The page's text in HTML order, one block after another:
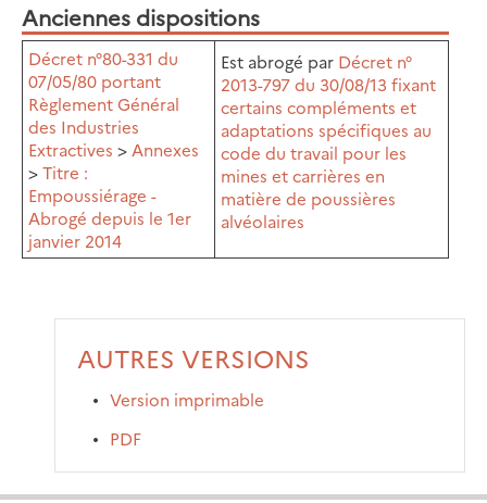
Anciennes dispositions
Décret n°80-331 du
07/05/80 portant
Règlement Général
des Industries
Extractives >Annexes
>Titre :
Empoussiérage -
Abrogé depuis le 1er
janvier 2014
Est abrogé par Décret n°
2013-797 du 30/08/13 fixant
certains compléments et
adaptations spécifiques au
code du travail pour les
mines et carrières en
matière de poussières
alvéolaires
AUTRES VERSIONS
Version imprimable
PDF